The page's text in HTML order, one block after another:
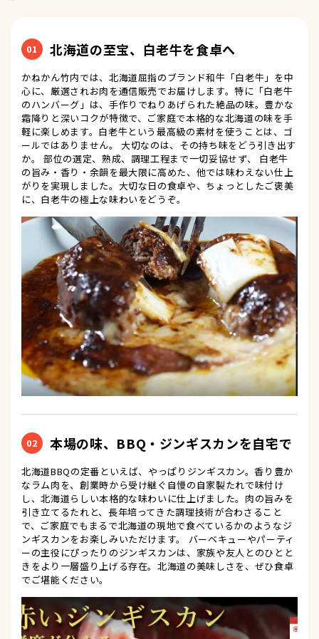
01 北海道の至宝、白老牛を食卓へ
かねかん竹内では、北海道屈指のブランド和牛「白老牛」を中
心に、厳選されお肉を通信販売でお届けします。特に「白老牛
のハンバーグ」は、手作りでねりあげられた絶品の味。豊かな
霜降りと深いコクが特徴で、ご家庭で本格的な北海道の味を手
軽に楽しめます。白老牛という最高級の素材を使うことは、ゴ
ールではありません。 大切なのは、その持ち味をどう引き出す
か。 部位の選定、熟成、調理工程まで一切妥協せず、 白老牛
の旨み・香り・余韻を最大限に高めた、他では味わえない仕上
がりを実現しました。大切な日の食卓や、ちょっとしたご褒美
に、白老牛の極上な味わいをどうぞ。
02 本場の味、BBQ・ジンギスカンを自宅で
北海道BBQの定番といえば、やっぱりジンギスカン。香り豊か
なラム肉を、創業時から受け継ぐ自慢の自家製たれで味付け
し、北海道らしい本格的な味わいに仕上げました。肉の旨みを
引き立てるたれと、長年培ってきた調理技術が合わさること
で、ご家庭でもまるで北海道の現地で食べているかのようなジ
ンギスカンをお楽しみいただけます。 バーベキューやパーティ
ーの主役にぴったりのジンギスカンは、家族や友人とのひとと
きをより一層盛り上げる存在。北海道の美味しさを、ぜひ食卓
でご堪能ください。